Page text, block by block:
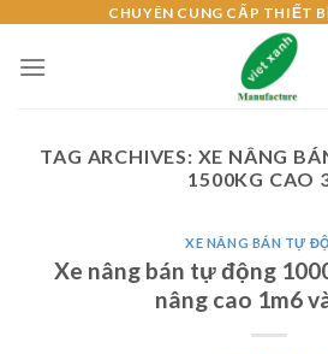
content
CHUYÊN CUNG CẤP THIẾT
TAG ARCHIVES: XE NÂNG
1500KG CAO
XE NÂNG BÁN TỰ
Xe nâng bán tự động
nâng cao 1m6